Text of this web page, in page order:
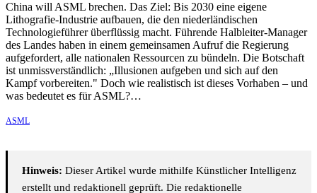
China will ASML brechen. Das Ziel: Bis 2030 eine eigene
Lithografie-Industrie aufbauen, die den niederländischen
Technologieführer überflüssig macht. Führende Halbleiter-Manager
des Landes haben in einem gemeinsamen Aufruf die Regierung
aufgefordert, alle nationalen Ressourcen zu bündeln. Die Botschaft
ist unmissverständlich: „Illusionen aufgeben und sich auf den
Kampf vorbereiten." Doch wie realistisch ist dieses Vorhaben – und
was bedeutet es für ASML?…
ASML
Hinweis: Dieser Artikel wurde mithilfe Künstlicher Intelligenz
erstellt und redaktionell geprüft. Die redaktionelle